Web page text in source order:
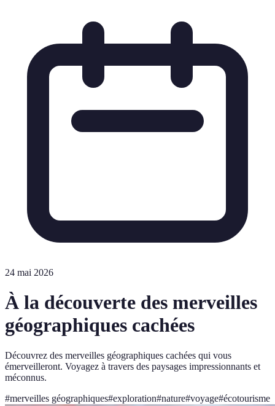
24 mai 2026
À la découverte des merveilles
géographiques cachées
Découvrez des merveilles géographiques cachées qui vous
émerveilleront. Voyagez à travers des paysages impressionnants et
méconnus.
#merveilles géographiques#exploration#nature#voyage#écotourisme